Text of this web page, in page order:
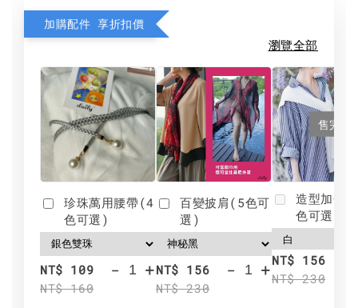
加購配件 享折扣價
瀏覽全部
珍珠萬用腰帶(4
色可選)
NT$ 109
NT$ 160
- +
百變披肩(5色可
選)
NT$ 156
NT$ 230
- +
售完
造型加分
色可選)
NT$ 156
NT$ 230